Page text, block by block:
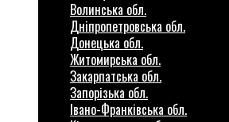
Волинська обл.
Дніпропетровська обл.
Донецька обл.
Житомирська обл.
Закарпатська обл.
Запорізька обл.
Івано-Франківська обл.